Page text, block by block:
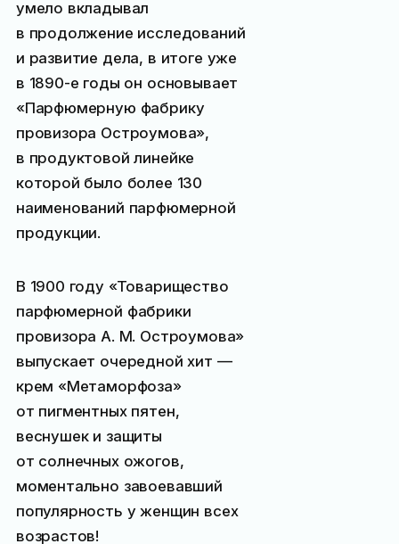
умело вкладывал
в продолжение исследований
и развитие дела, в итоге уже
в 1890-е годы он основывает
«Парфюмерную фабрику
провизора Остроумова»,
в продуктовой линейке
которой было более 130
наименований парфюмерной
продукции.
В 1900 году «Товарищество
парфюмерной фабрики
провизора А. М. Остроумова»
выпускает очередной хит —
крем «Метаморфоза»
от пигментных пятен,
веснушек и защиты
от солнечных ожогов,
моментально завоевавший
популярность у женщин всех
возрастов!